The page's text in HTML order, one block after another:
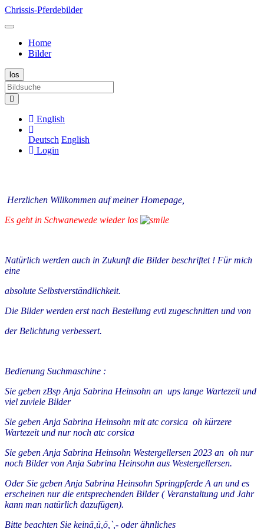
Chrissis-Pferdebilder
Home
Bilder
English
Deutsch English
Login
Herzlichen Willkommen auf meiner Homepage,
Es geht in Schwanewede wieder los
Natürlich werden auch in Zukunft die Bilder beschriftet ! Für mich
eine
absolute Selbstverständlichkeit.
Die Bilder werden erst nach Bestellung evtl zugeschnitten und von
der Belichtung verbessert.
Bedienung Suchmaschine :
Sie geben zBsp Anja Sabrina Heinsohn an ups lange Wartezeit und
viel zuviele Bilder
Sie geben Anja Sabrina Heinsohn mit atc corsica oh kürzere
Wartezeit und nur noch atc corsica
Sie geben Anja Sabrina Heinsohn Westergellersen 2023 an oh nur
noch Bilder von Anja Sabrina Heinsohn aus Westergellersen.
Oder Sie geben Anja Sabrina Heinsohn Springpferde A an und es
erscheinen nur die entsprechenden Bilder ( Veranstaltung und Jahr
kann man natürlich dazufügen).
Bitte beachten Sie keinä,ü,ö,`,- oder ähnliches